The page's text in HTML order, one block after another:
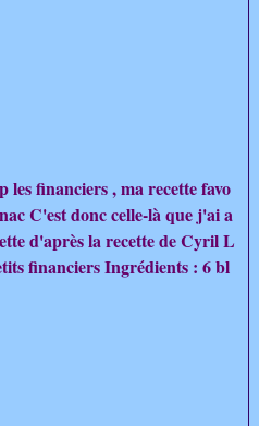
financiers , ma recette favo
C'est donc celle-là que j'ai a
d'après la recette de Cyril L
financiers Ingrédients : 6 bl